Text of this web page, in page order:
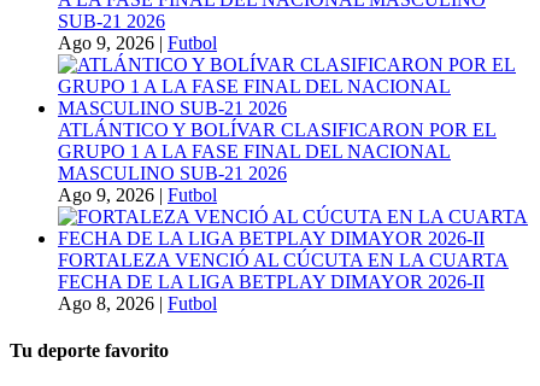
SUB-21 2026
Ago 9, 2026 | Futbol
ATLÁNTICO Y BOLÍVAR CLASIFICARON POR EL
GRUPO 1 A LA FASE FINAL DEL NACIONAL
MASCULINO SUB-21 2026
Ago 9, 2026 | Futbol
FORTALEZA VENCIÓ AL CÚCUTA EN LA CUARTA
FECHA DE LA LIGA BETPLAY DIMAYOR 2026-II
Ago 8, 2026 | Futbol
Tu deporte favorito